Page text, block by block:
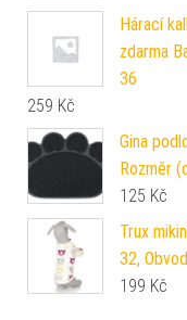
Hárací
zdarma
36
259 Kč
Gina
Rozměr
125 Kč
Trux
32,
199 Kč